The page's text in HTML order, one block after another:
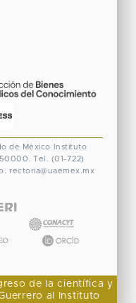
de México
Instituto
Tel. (01-722)
rectoria@uaemex.mx
de la científica y
al Instituto